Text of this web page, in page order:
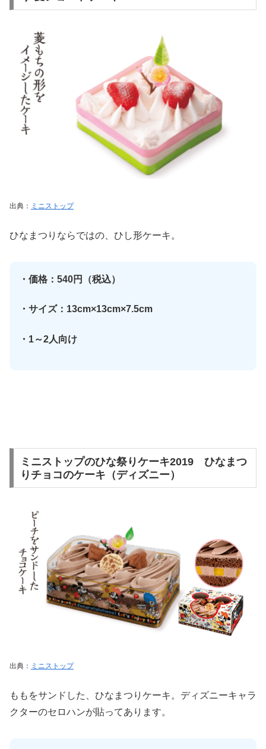
出典： ミニストップ
ひなまつりならではの、ひし形ケーキ。
・価格：540円（税込）
・サイズ：13cm×13cm×7.5cm
・1～2人向け
ミニストップのひな祭りケーキ2019 ひなまつ
りチョコのケーキ（ディズニー）
出典： ミニストップ
ももをサンドした、ひなまつりケーキ。ディズニーキャラ
クターのセロハンが貼ってあります。